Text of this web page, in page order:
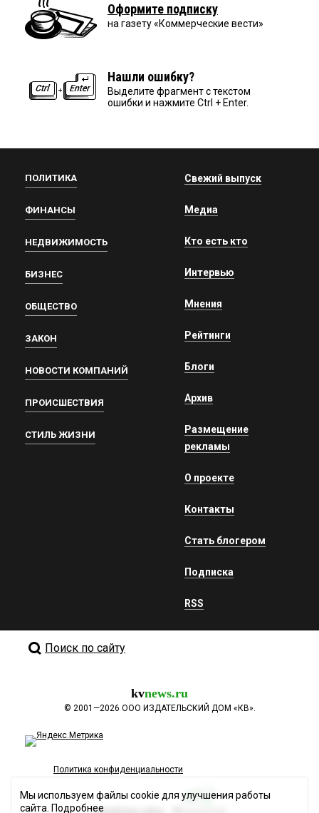
Оформите подписку
на газету «Коммерческие вести»
Нашли ошибку?
Выделите фрагмент с текстом
ошибки и нажмите Ctrl + Enter.
ПОЛИТИКА
ФИНАНСЫ
НЕДВИЖИМОСТЬ
БИЗНЕС
ОБЩЕСТВО
ЗАКОН
НОВОСТИ КОМПАНИЙ
ПРОИСШЕСТВИЯ
СТИЛЬ ЖИЗНИ
Свежий выпуск
Медиа
Кто есть кто
Интервью
Мнения
Рейтинги
Блоги
Архив
Размещение
рекламы
О проекте
Контакты
Стать блогером
Подписка
RSS
Поиск по сайту
kvnews.ru
© 2001—2026 ООО ИЗДАТЕЛЬСКИЙ ДОМ «КВ».
Политика конфиденциальности
Разработка сайта
Мы используем файлы cookie для улучшения работы
сайта. Подробнее